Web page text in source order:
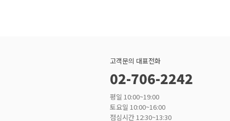
고객문의 대표전화
02-706-2242
평일 10:00~19:00
토요일 10:00~16:00
점심시간 12:30~13:30